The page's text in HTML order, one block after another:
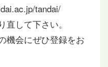
tandai/
直して下さい。
機会にぜひ登録をお